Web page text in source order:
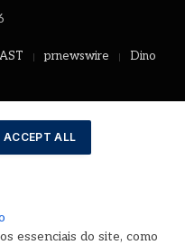
prnewswire Dino
ACCEPT ALL
essenciais do site, como